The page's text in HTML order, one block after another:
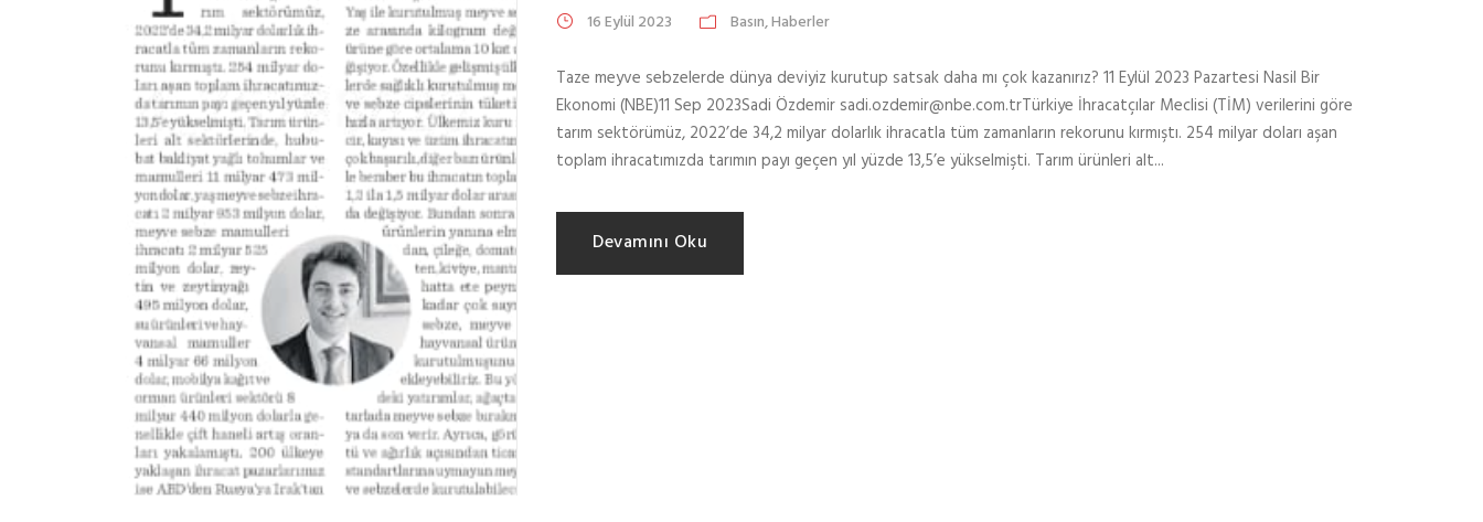
16 Eylül 2023 Basın,Haberler
Taze meyve sebzelerde dünya deviyiz kurutup satsak daha mı çok kazanırız? 11 Eylül 2023 Pazartesi Nasil Bir
Ekonomi (NBE)11 Sep 2023Sadi Özdemir sadi.ozdemir@nbe.com.trTürkiye İhracatçılar Meclisi (TİM) verilerini göre
tarım sektörümüz, 2022’de 34,2 milyar dolarlık ihracatla tüm zamanların rekorunu kırmıştı. 254 milyar doları aşan
toplam ihracatımızda tarımın payı geçen yıl yüzde 13,5’e yükselmişti. Tarım ürünleri alt...
Devamını Oku